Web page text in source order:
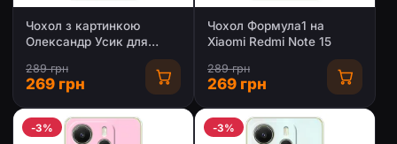
Чохол з картинкою
Олександр Усик для
289 грн
269 грн
Чохол Формула1 на
Xiaomi Redmi Note 15
289 грн
269 грн
-3% -3%